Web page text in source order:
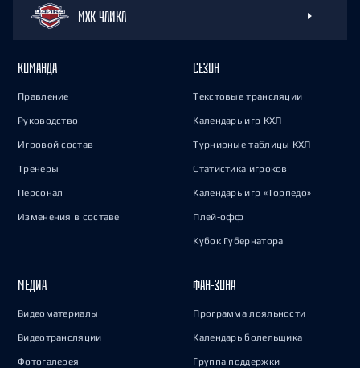
МХК ЧАЙКА
КОМАНДА
Правление
Руководство
Игровой состав
Тренеры
Персонал
Изменения в составе
СЕЗОН
Текстовые трансляции
Календарь игр КХЛ
Турнирные таблицы КХЛ
Статистика игроков
Календарь игр «Торпедо»
Плей-офф
Кубок Губернатора
МЕДИА
Видеоматериалы
Видеотрансляции
Фотогалерея
ФАН-ЗОНА
Программа лояльности
Календарь болельщика
Группа поддержки